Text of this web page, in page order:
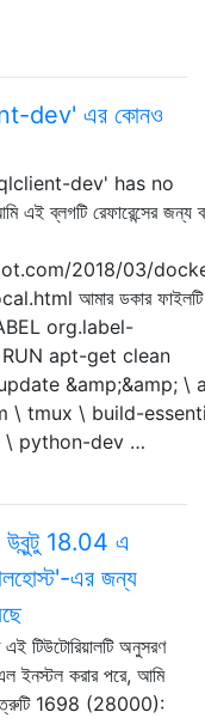
dev' এর কোনও
dev' has no
রেফারেন্সের জন্য
2018/03/
আমার ডকার ফাইলটি
org.label-
apt-get clean
&amp;&amp; \
\ tmux \ build-
\ python-dev …
18.04 এ
এর জন্য
টিউটোরিয়ালটি অনুসরণ
ইনস্টল করার পরে, আমি
ত্রুটি 1698 (28000):